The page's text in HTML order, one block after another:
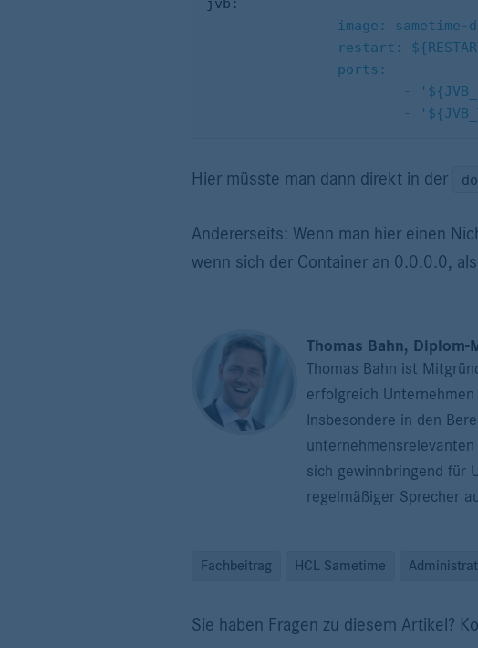
image:
restart:
				ports:
-
-
Hier müsste man dann direkt in der
Andererseits: Wenn man hier einen
wenn sich der Container an 0.0.0.0,
Thomas Bahn, Diplom-
Thomas Bahn ist
erfolgreich
Insbesondere in den
sich gewinnbringend für
regelmäßiger Sprecher
Fachbeitrag HCL Sametime
Sie haben Fragen zu diesem Artikel?